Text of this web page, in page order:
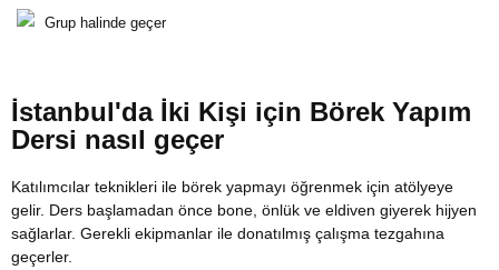
Grup halinde geçer
İstanbul'da İki Kişi için Börek Yapım
Dersi nasıl geçer
Katılımcılar teknikleri ile börek yapmayı öğrenmek için atölyeye
gelir. Ders başlamadan önce bone, önlük ve eldiven giyerek hijyen
sağlarlar. Gerekli ekipmanlar ile donatılmış çalışma tezgahına
geçerler.